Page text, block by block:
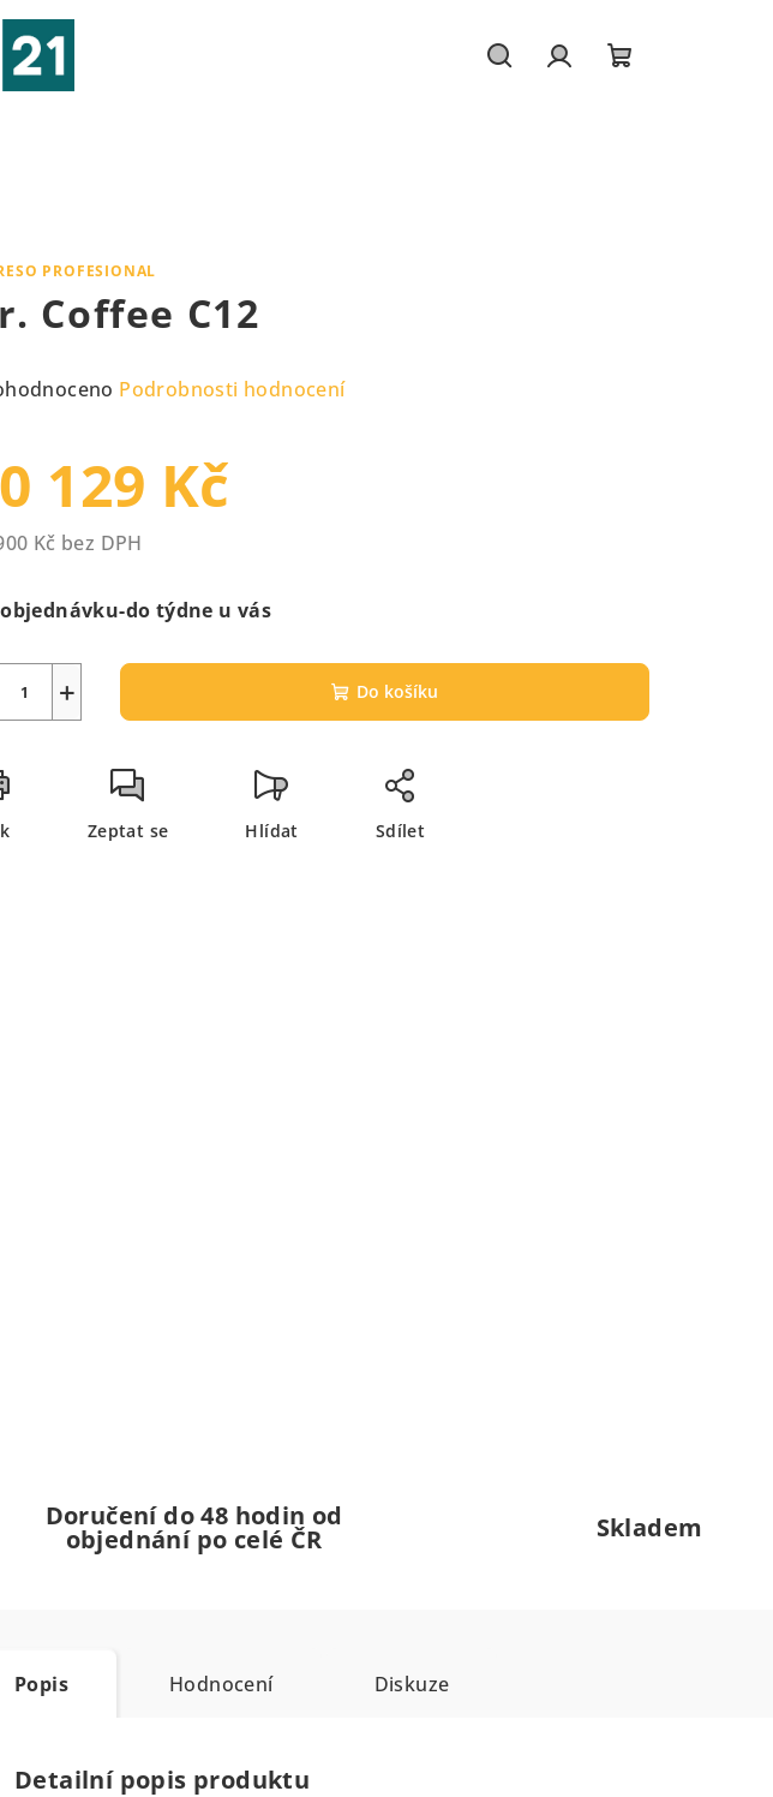
PROFESIONAL
Coffee C12
Podrobnosti hodnocení
129 Kč
Kč bez DPH
do týdne u vás
+ Do košíku
Zeptat se Hlídat Sdílet
Doručení do 48 hodin od
objednání po celé ČR Skladem
Popis Hodnocení Diskuze
Detailní popis produktu